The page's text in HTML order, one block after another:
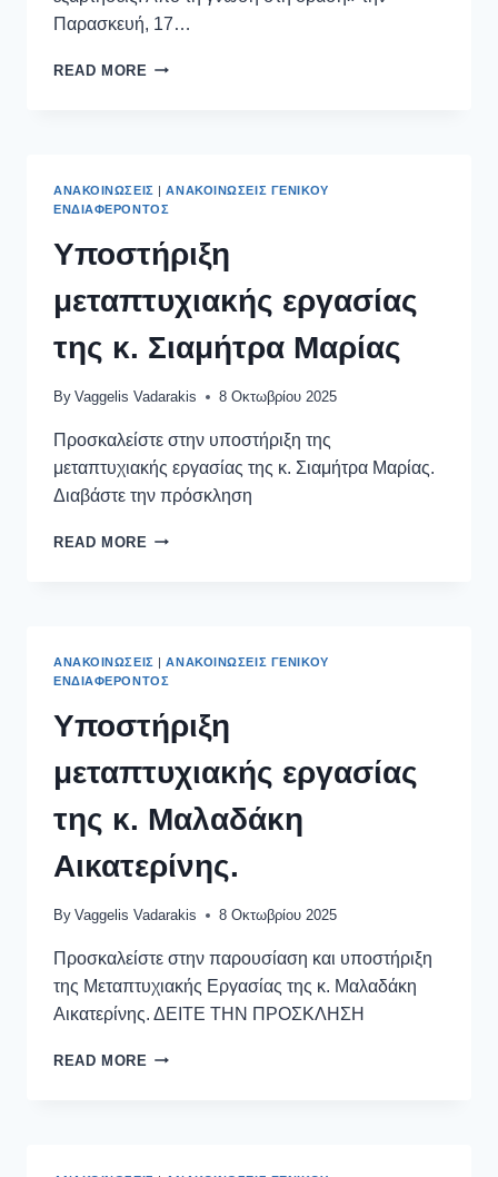
Παρασκευή, 17…
READ MORE
ΑΝΑΚΟΙΝΏΣΕΙΣ |ΑΝΑΚΟΙΝΏΣΕΙΣ ΓΕΝΙΚΟΎ
ΕΝΔΙΑΦΈΡΟΝΤΟΣ
Υποστήριξη
μεταπτυχιακής εργασίας
της κ. Σιαμήτρα Μαρίας
By Vaggelis Vadarakis 8 Οκτωβρίου 2025
Προσκαλείστε στην υποστήριξη της
μεταπτυχιακής εργασίας της κ. Σιαμήτρα Μαρίας.
Διαβάστε την πρόσκληση
READ MORE
ΑΝΑΚΟΙΝΏΣΕΙΣ |ΑΝΑΚΟΙΝΏΣΕΙΣ ΓΕΝΙΚΟΎ
ΕΝΔΙΑΦΈΡΟΝΤΟΣ
Υποστήριξη
μεταπτυχιακής εργασίας
της κ. Μαλαδάκη
Αικατερίνης.
By Vaggelis Vadarakis 8 Οκτωβρίου 2025
Προσκαλείστε στην παρουσίαση και υποστήριξη
της Μεταπτυχιακής Εργασίας της κ. Μαλαδάκη
Αικατερίνης. ΔΕΙΤΕ ΤΗΝ ΠΡΟΣΚΛΗΣΗ
READ MORE